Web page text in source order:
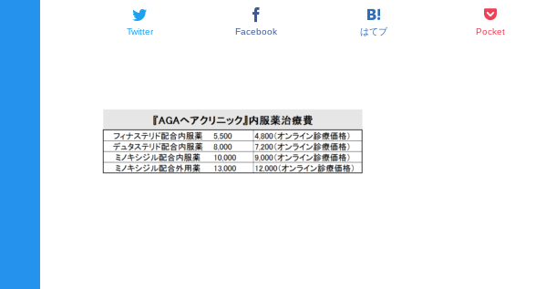
Twitter Facebook はてブ Pocket